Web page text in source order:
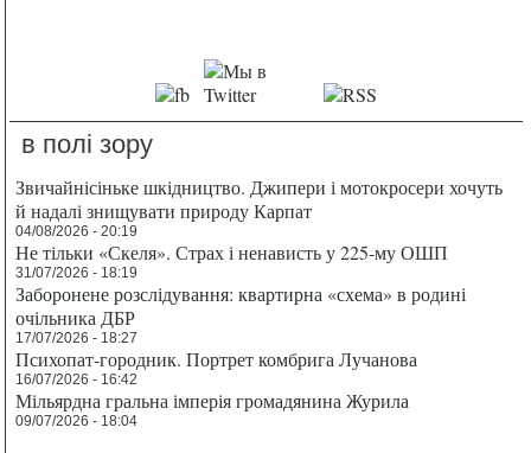
в полі зору
Звичайнісіньке шкідництво. Джипери і мотокросери хочуть
й надалі знищувати природу Карпат
04/08/2026 - 20:19
Не тільки «Скеля». Страх і ненависть у 225-му ОШП
31/07/2026 - 18:19
Заборонене розслідування: квартирна «схема» в родині
очільника ДБР
17/07/2026 - 18:27
Психопат-городник. Портрет комбрига Лучанова
16/07/2026 - 16:42
Мільярдна гральна імперія громадянина Журила
09/07/2026 - 18:04